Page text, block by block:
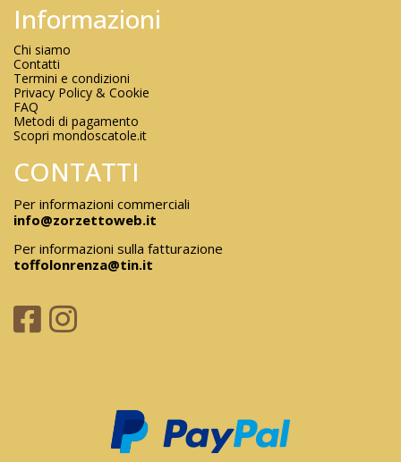
Informazioni
Chi siamo
Contatti
Termini e condizioni
Privacy Policy & Cookie
FAQ
Metodi di pagamento
Scopri mondoscatole.it
CONTATTI
Per informazioni commerciali
info@zorzettoweb.it
Per informazioni sulla fatturazione
toffolonrenza@tin.it